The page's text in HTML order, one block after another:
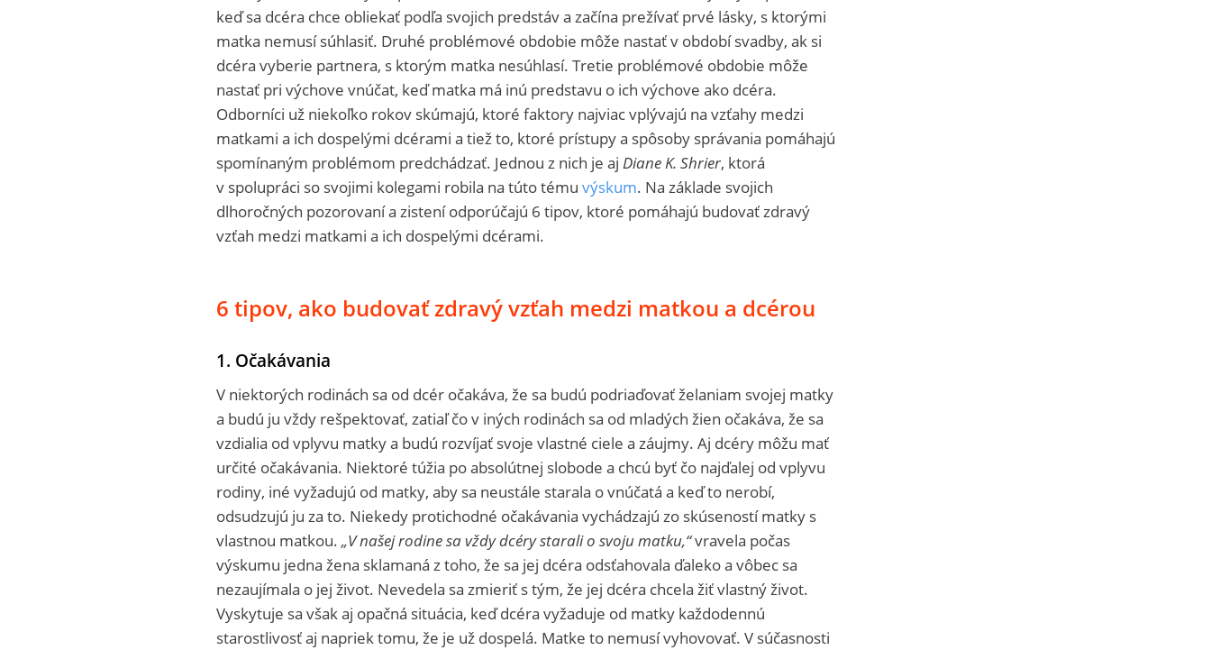
keď sa dcéra chce obliekať podľa svojich predstáv a začína prežívať prvé lásky, s ktorými
matka nemusí súhlasiť. Druhé problémové obdobie môže nastať v období svadby, ak si
dcéra vyberie partnera, s ktorým matka nesúhlasí. Tretie problémové obdobie môže
nastať pri výchove vnúčat, keď matka má inú predstavu o ich výchove ako dcéra.
Odborníci už niekoľko rokov skúmajú, ktoré faktory najviac vplývajú na vzťahy medzi
matkami a ich dospelými dcérami a tiež to, ktoré prístupy a spôsoby správania pomáhajú
spomínaným problémom predchádzať. Jednou z nich je aj Diane K. Shrier, ktorá
v spolupráci so svojimi kolegami robila na túto tému výskum. Na základe svojich
dlhoročných pozorovaní a zistení odporúčajú 6 tipov, ktoré pomáhajú budovať zdravý
vzťah medzi matkami a ich dospelými dcérami.
6 tipov, ako budovať zdravý vzťah medzi matkou a dcérou
1. Očakávania
V niektorých rodinách sa od dcér očakáva, že sa budú podriaďovať želaniam svojej matky
a budú ju vždy rešpektovať, zatiaľ čo v iných rodinách sa od mladých žien očakáva, že sa
vzdialia od vplyvu matky a budú rozvíjať svoje vlastné ciele a záujmy. Aj dcéry môžu mať
určité očakávania. Niektoré túžia po absolútnej slobode a chcú byť čo najďalej od vplyvu
rodiny, iné vyžadujú od matky, aby sa neustále starala o vnúčatá a keď to nerobí,
odsudzujú ju za to. Niekedy protichodné očakávania vychádzajú zo skúseností matky s
vlastnou matkou. „V našej rodine sa vždy dcéry starali o svoju matku,“vravela počas
výskumu jedna žena sklamaná z toho, že sa jej dcéra odsťahovala ďaleko a vôbec sa
nezaujímala o jej život. Nevedela sa zmieriť s tým, že jej dcéra chcela žiť vlastný život.
Vyskytuje sa však aj opačná situácia, keď dcéra vyžaduje od matky každodennú
starostlivosť aj napriek tomu, že je už dospelá. Matke to nemusí vyhovovať. V súčasnosti